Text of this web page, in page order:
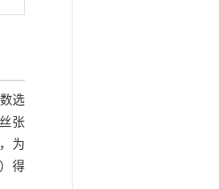
选
张
为
得